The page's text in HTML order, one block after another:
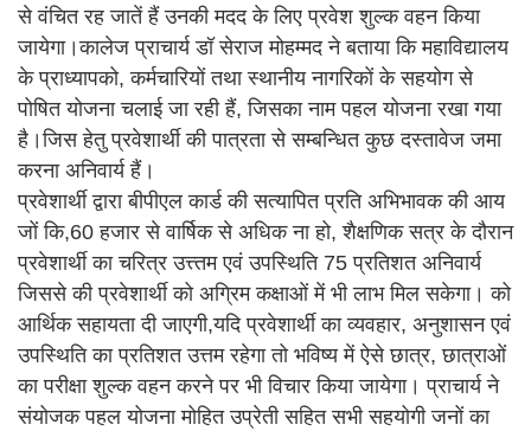
से वंचित रह जातें हैं उनकी मदद के लिए प्रवेश शुल्क वहन किया
जायेगा।कालेज प्राचार्य डॉ सेराज मोहम्मद ने बताया कि महाविद्यालय
के प्राध्यापको, कर्मचारियों तथा स्थानीय नागरिकों के सहयोग से
पोषित योजना चलाई जा रही हैं, जिसका नाम पहल योजना रखा गया
है।जिस हेतु प्रवेशार्थी की पात्रता से सम्बन्धित कुछ दस्तावेज जमा
करना अनिवार्य हैं।
प्रवेशार्थी द्वारा बीपीएल कार्ड की सत्यापित प्रति अभिभावक की आय
जों कि,60 हजार से वार्षिक से अधिक ना हो,‌ शैक्षणिक सत्र के दौरान
प्रवेशार्थी का चरित्र उत्त्तम एवं उपस्थिति 75 प्रतिशत अनिवार्य
जिससे की प्रवेशार्थी को अग्रिम कक्षाओं में भी लाभ मिल सकेगा। को
आर्थिक सहायता दी जाएगी,यदि प्रवेशार्थी का व्यवहार, अनुशासन एवं
उपस्थिति का प्रतिशत उत्तम रहेगा तो भविष्य में ऐसे छात्र, छात्राओं
का परीक्षा शुल्क वहन करने पर भी विचार किया जायेगा। प्राचार्य ने
संयोजक पहल योजना मोहित उप्रेती सहित सभी सहयोगी जनों का